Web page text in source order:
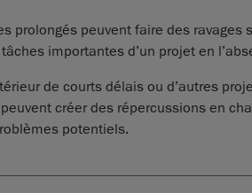
peuvent faire des ravages
importantes d’un projet en
de courts délais ou d’autres
créer des répercussions en
potentiels.